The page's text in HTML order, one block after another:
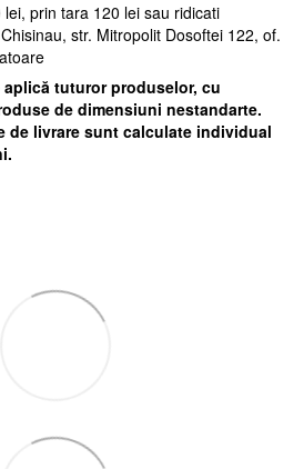
prin tara 120 lei sau ridicati
str. Mitropolit Dosoftei 122, of.
tuturor produselor, cu
de dimensiuni nestandarte.
de livrare sunt calculate individual